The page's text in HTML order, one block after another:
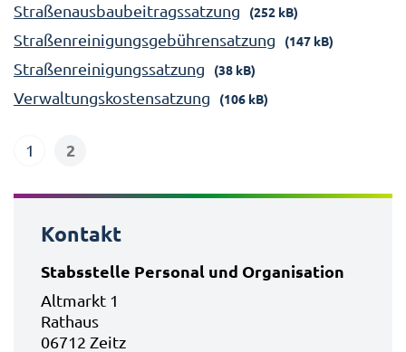
Straßenausbaubeitragssatzung (252 kB)
Straßenreinigungsgebührensatzung (147 kB)
Straßenreinigungssatzung (38 kB)
Verwaltungskostensatzung (106 kB)
1 2
Kontakt
Stabsstelle Personal und Organisation
Altmarkt 1
Rathaus
06712 Zeitz